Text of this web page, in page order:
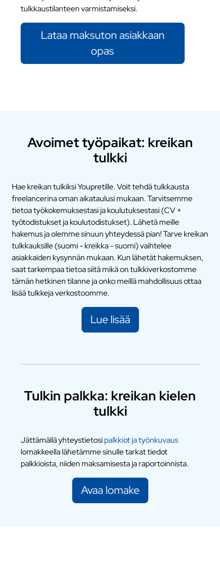
tulkkaustilanteen varmistamiseksi.
Lataa maksuton asiakkaan
opas
Avoimet työpaikat: kreikan
tulkki
Hae kreikan tulkiksi Youpretille. Voit tehdä tulkkausta
freelancerina oman aikataulusi mukaan. Tarvitsemme
tietoa työkokemuksestasi ja koulutuksestasi (CV +
työtodistukset ja koulutodistukset). Lähetä meille
hakemus ja olemme sinuun yhteydessä pian! Tarve kreikan
tulkkauksille (suomi - kreikka - suomi) vaihtelee
asiakkaiden kysynnän mukaan. Kun lähetät hakemuksen,
saat tarkempaa tietoa siitä mikä on tulkkiverkostomme
tämän hetkinen tilanne ja onko meillä mahdollisuus ottaa
lisää tulkkeja verkostoomme.
Lue lisää
Tulkin palkka: kreikan kielen
tulkki
Jättämällä yhteystietosipalkkiot ja työnkuvaus
lomakkeella lähetämme sinulle tarkat tiedot
palkkioista, niiden maksamisesta ja raportoinnista.
Avaa lomake